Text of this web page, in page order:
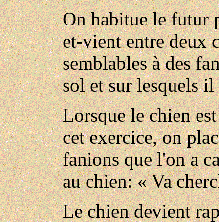
On habitue le futur
et-vient entre deux
semblables à des
sol et sur lesquels il
Lorsque le chien
cet exercice, on
fanions que l'on a
au chien: « Va
Le chien devient